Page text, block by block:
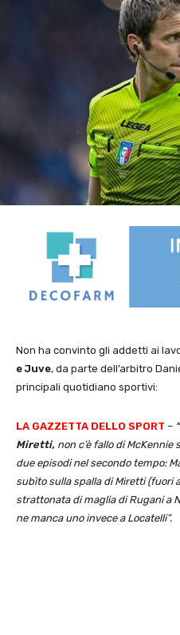
Non ha convinto gli addetti ai
e Juve, da parte dell’arbitro
principali quotidiano sportivi:
LA GAZZETTA DELLO SPORT –
Miretti, non c’è fallo di
due episodi nel secondo tempo:
subìto sulla spalla di Miretti (fuori
strattonata di maglia di Rugani a
ne manca uno invece a Locatelli”.